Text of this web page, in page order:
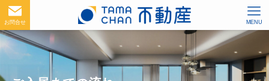
お問合せ MENU